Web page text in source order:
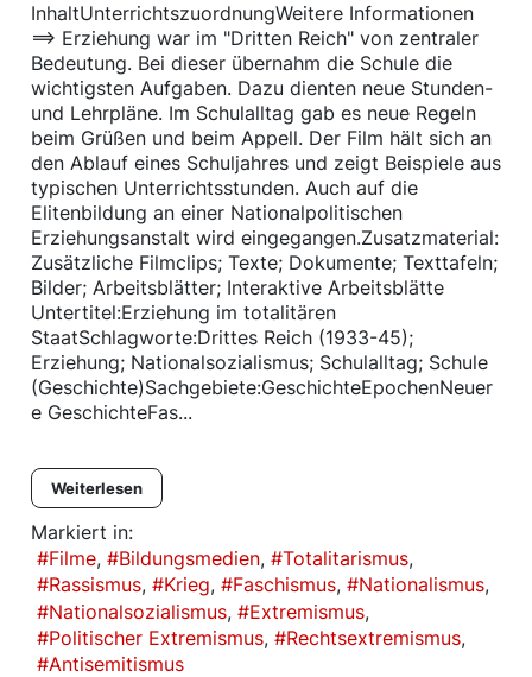
InhaltUnterrichtszuordnungWeitere Informationen
==> Erziehung war im "Dritten Reich" von zentraler
Bedeutung. Bei dieser übernahm die Schule die
wichtigsten Aufgaben. Dazu dienten neue Stunden-
und Lehrpläne. Im Schulalltag gab es neue Regeln
beim Grüßen und beim Appell. Der Film hält sich an
den Ablauf eines Schuljahres und zeigt Beispiele aus
typischen Unterrichtsstunden. Auch auf die
Elitenbildung an einer Nationalpolitischen
Erziehungsanstalt wird eingegangen.Zusatzmaterial:
Zusätzliche Filmclips; Texte; Dokumente; Texttafeln;
Bilder; Arbeitsblätter; Interaktive Arbeitsblätte
Untertitel:Erziehung im totalitären
StaatSchlagworte:Drittes Reich (1933-45);
Erziehung; Nationalsozialismus; Schulalltag; Schule
(Geschichte)Sachgebiete:GeschichteEpochenNeuer
e GeschichteFas...
Weiterlesen
Markiert in:
Filme
Bildungsmedien
Totalitarismus
Rassismus
Krieg Faschismus
Nationalismus
Nationalsozialismus
Extremismus
Politischer Extremismus
Rechtsextremismus
Antisemitismus